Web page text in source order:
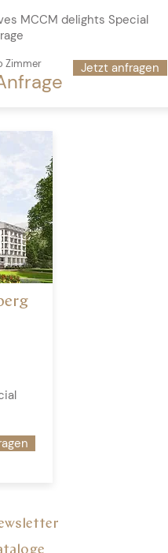
MCCM delights Special
Zimmer Jetzt anfragen